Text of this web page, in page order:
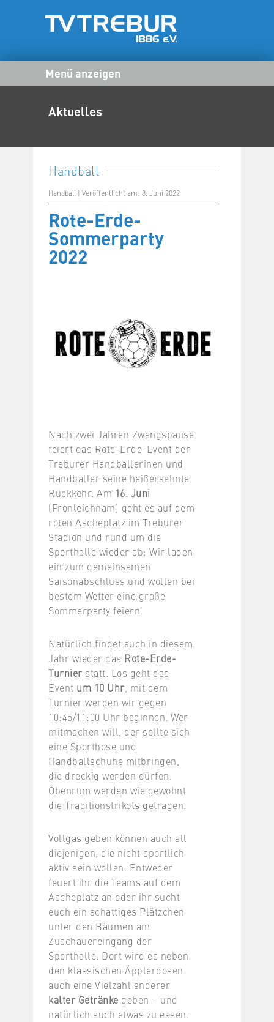
Menü anzeigen
Aktuelles
Handball
Handball | Veröffentlicht am: 8. Juni 2022
Rote-Erde-
Sommerparty
2022
Nach zwei Jahren Zwangspause
feiert das Rote-Erde-Event der
Treburer Handballerinen und
Handballer seine heißersehnte
Rückkehr. Am 16. Juni
(Fronleichnam) geht es auf dem
roten Ascheplatz im Treburer
Stadion und rund um die
Sporthalle wieder ab: Wir laden
ein zum gemeinsamen
Saisonabschluss und wollen bei
bestem Wetter eine große
Sommerparty feiern.
Natürlich findet auch in diesem
Jahr wieder das Rote-Erde-
Turnier statt. Los geht das
Event um 10 Uhr , mit dem
Turnier werden wir gegen
10:45/11:00 Uhr beginnen. Wer
mitmachen will, der sollte sich
eine Sporthose und
Handballschuhe mitbringen,
die dreckig werden dürfen.
Obenrum werden wie gewohnt
die Traditionstrikots getragen.
Vollgas geben können auch all
diejenigen, die nicht sportlich
aktiv sein wollen. Entweder
feuert ihr die Teams auf dem
Ascheplatz an oder ihr sucht
euch ein schattiges Plätzchen
unter den Bäumen am
Zuschauereingang der
Sporthalle. Dort wird es neben
den klassischen Äpplerdosen
auch eine Vielzahl anderer
kalter Getränke geben – und
natürlich auch etwas zu essen.